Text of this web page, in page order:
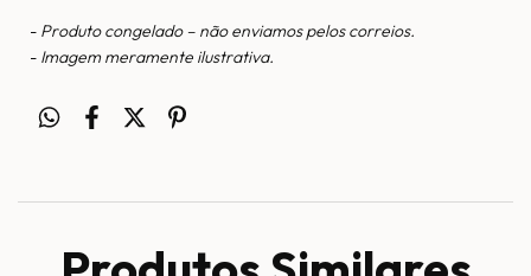
- Produto congelado – não enviamos pelos correios.
- Imagem meramente ilustrativa.